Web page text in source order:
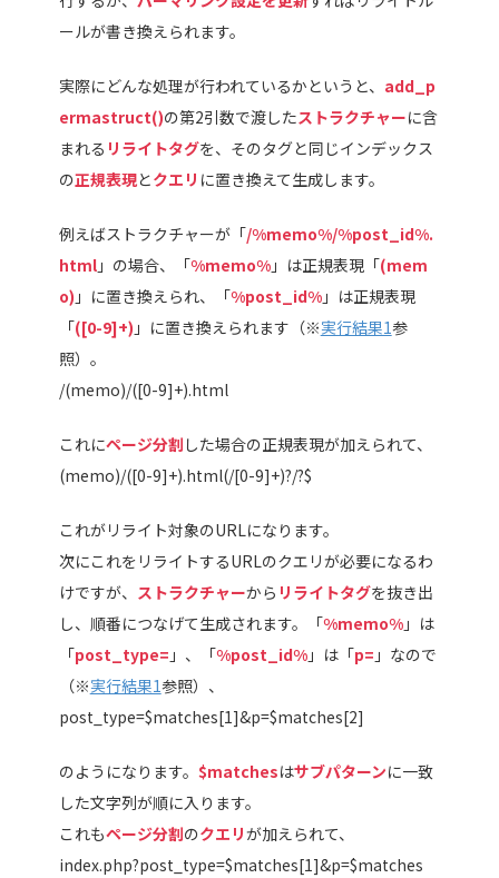
ールが書き換えられます。
実際にどんな処理が行われているかというと、 add_p
ermastruct()の第2引数で渡したストラクチャーに含
まれる リライトタグを、そのタグと同じインデックス
の正規表現とクエリ に置き換えて生成します。
例えばストラクチャーが「/%memo%/%post_id%.
html」の場合、「%memo%」は正規表現「(mem
o) 」に置き換えられ、「%post_id%」は正規表現
「([0-9]+) 」に置き換えられます（※実行結果1参
照）。
/(memo)/([0-9]+).html
これにページ分割 した場合の正規表現が加えられて、
(memo)/([0-9]+).html(/[0-9]+)?/?$
これがリライト対象のURLになります。
次にこれをリライトするURLのクエリが必要になるわ
けですが、 ストラクチャーから リライトタグを抜き出
し、順番につなげて生成されます。「%memo%」は
「post_type= 」、「%post_id%」は「p= 」なので
（※実行結果1参照）、
post_type=$matches[1]&p=$matches[2]
のようになります。 $matchesはサブパターンに一致
した文字列が順に入ります。
これもページ分割のクエリが加えられて、
index.php?post_type=$matches[1]&p=$matches